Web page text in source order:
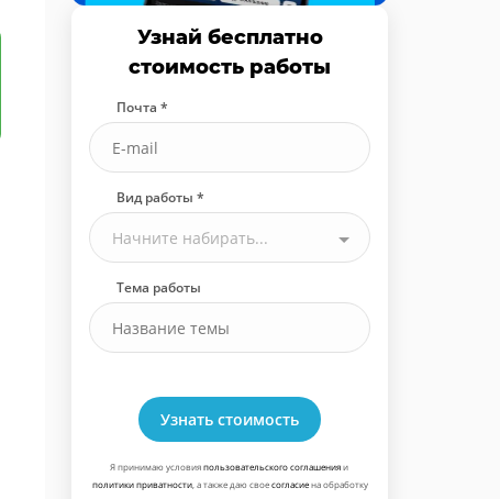
Узнай бесплатно
стоимость работы
Почта *
Вид работы *
Начните набирать...
Тема работы
Узнать стоимость
Я принимаю условияпользовательского соглашенияи
политики приватности, а также даю своесогласиена обработку